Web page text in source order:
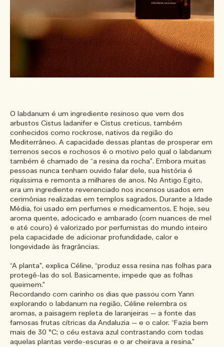
O labdanum é um ingrediente resinoso que vem dos
arbustos Cistus ladanifer e Cistus creticus, também
conhecidos como rockrose, nativos da região do
Mediterrâneo. A capacidade dessas plantas de prosperar em
terrenos secos e rochosos é o motivo pelo qual o labdanum
também é chamado de “a resina da rocha”. Embora muitas
pessoas nunca tenham ouvido falar dele, sua história é
riquíssima e remonta a milhares de anos. No Antigo Egito,
era um ingrediente reverenciado nos incensos usados em
cerimônias realizadas em templos sagrados. Durante a Idade
Média, foi usado em perfumes e medicamentos. E hoje, seu
aroma quente, adocicado e ambarado (com nuances de mel
e até couro) é valorizado por perfumistas do mundo inteiro
pela capacidade de adicionar profundidade, calor e
longevidade às fragrâncias.
“A planta”, explica Céline, “produz essa resina nas folhas para
protegê-las do sol. Basicamente, impede que as folhas
queimem.”
Recordando com carinho os dias que passou com Yann
explorando o labdanum na região, Céline relembra os
aromas, a paisagem repleta de laranjeiras — a fonte das
famosas frutas cítricas da Andaluzia — e o calor. “Fazia bem
mais de 30 °C; o céu estava azul contrastando com todas
aquelas plantas verde-escuras e o ar cheirava a resina.”